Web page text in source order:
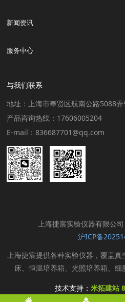
新闻资讯
服务中心
与我们联系
地址：上海市奉贤区航南公路5088
产品咨询热线：17606005204
E-mail：836687701@qq.com
上海捷宸实验仪器有限公
沪ICP备
上海捷宸提供各种实验仪器，覆盖
床、恒温培养箱、光照培养箱、
技术支持： 米拓建站